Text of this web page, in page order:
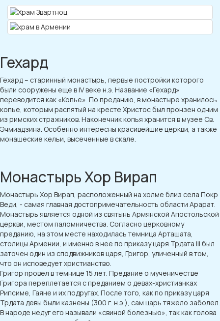
Гехард
Гехард – старинный монастырь, первые постройки которого
были сооружены еще в IV веке н.э. Название «Гехард»
переводится как «Копье». По преданию, в монастыре хранилось
копье, которым распятый на кресте Христос был пронзен одним
из римских стражников. Наконечник копья хранится в музее Св.
Эчмиадзина. Особенно интересны красивейшие церкви, а также
монашеские кельи, высеченные в скале.
Монастырь Хор Вирап
Монастырь Хор Вирап, расположенный на холме близ села Покр
Веди, - самая главная достопримечательность области Арарат.
Монастырь является одной из святынь Армянской Апостольской
церкви, местом паломничества. Согласно церковному
преданию, на этом месте находилась темница Арташата,
столицы Армении, и именно в нее по приказу царя Трдата III был
заточен один из сподвижников царя, Григор, уличенный в том,
что он исповедует христианство.
Григор провел в темнице 15 лет. Предание о мученичестве
Григора переплетается с преданием о девах-христианках
Рипсиме, Гаяне и их подругах. После того, как по приказу царя
Трдата девы были казнены (300 г. н.э.), сам царь тяжело заболел.
В народе недуг его называли «свиной болезнью», так как голова